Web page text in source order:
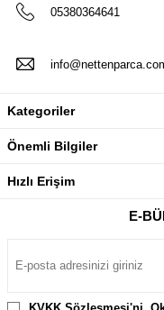
05380364641
Kategoriler
Önemli Bilgiler
Hızlı Erişim
E-